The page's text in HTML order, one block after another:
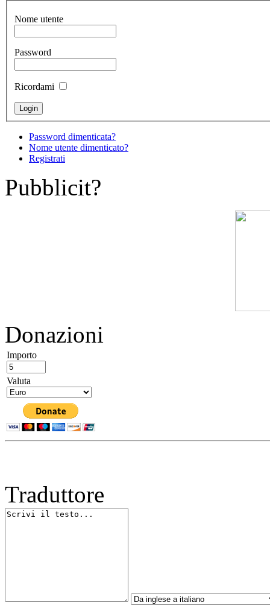
Nome utente
Password
Ricordami
Password dimenticata?
Nome utente dimenticato?
Registrati
Pubblicit?
Donazioni
Importo
Valuta
Traduttore